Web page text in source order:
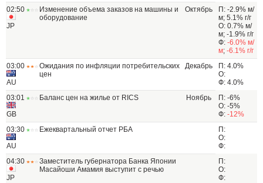
02:50
JP
Изменение объема заказов на машины и
оборудование
Октябрь
П: -2.9% м/
м; 5.1% г/г
О: 0.7% м/
м; -1.9% г/г
Ф: -6.0% м/
м; -6.1% г/г
03:00
AU
Ожидания по инфляции потребительских
цен
Декабрь
П: 4.0%
О:
Ф: 4.0%
03:01
GB
Баланс цен на жилье от RICS Ноябрь
П: -6%
О: -5%
Ф: -12%
03:30
AU
Ежеквартальный отчет РБА
П:
О:
Ф:
04:30
JP
Заместитель губернатора Банка Японии
Масайоши Амамия выступит с речью
П:
О:
Ф: